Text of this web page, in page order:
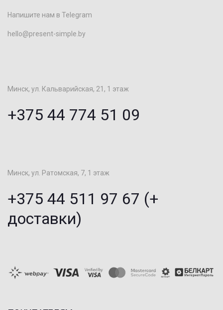
Напишите нам в Telegram
hello@present-simple.by
Минск, ул. Кальварийская, 21, 1 этаж
+375 44 774 51 09
Минск, ул. Ратомская, 7, 1 этаж
+375 44 511 97 67 (+
доставки)